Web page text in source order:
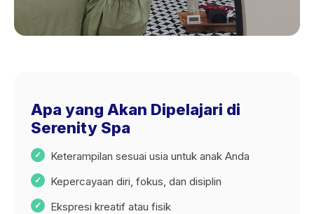
Apa yang Akan Dipelajari di
Serenity Spa
Keterampilan sesuai usia untuk anak Anda
Kepercayaan diri, fokus, dan disiplin
Ekspresi kreatif atau fisik